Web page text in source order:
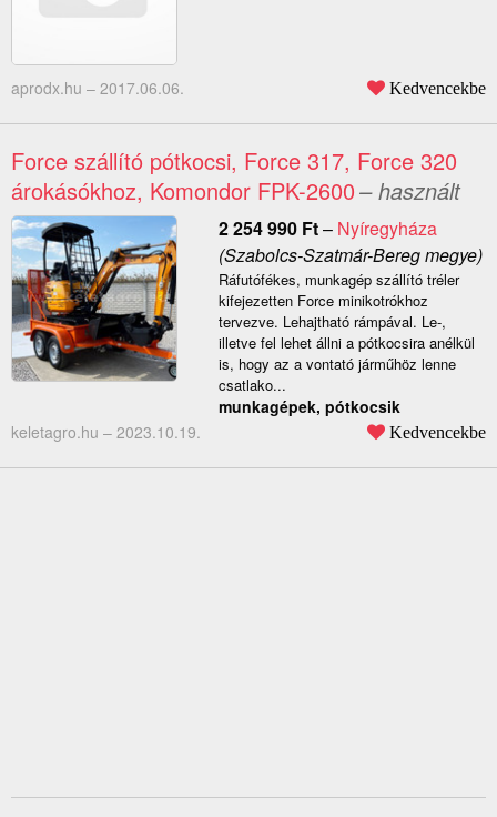
aprodx.hu – 2017.06.06. Kedvencekbe
Force szállító pótkocsi, Force 317, Force 320
árokásókhoz, Komondor FPK-2600– használt
2 254 990 Ft– Nyíregyháza
(Szabolcs-Szatmár-Bereg megye)
Ráfutófékes, munkagép szállító tréler
kifejezetten Force minikotrókhoz
tervezve. Lehajtható rámpával. Le-,
illetve fel lehet állni a pótkocsira anélkül
is, hogy az a vontató járműhöz lenne
csatlako...
munkagépek, pótkocsik
keletagro.hu – 2023.10.19. Kedvencekbe